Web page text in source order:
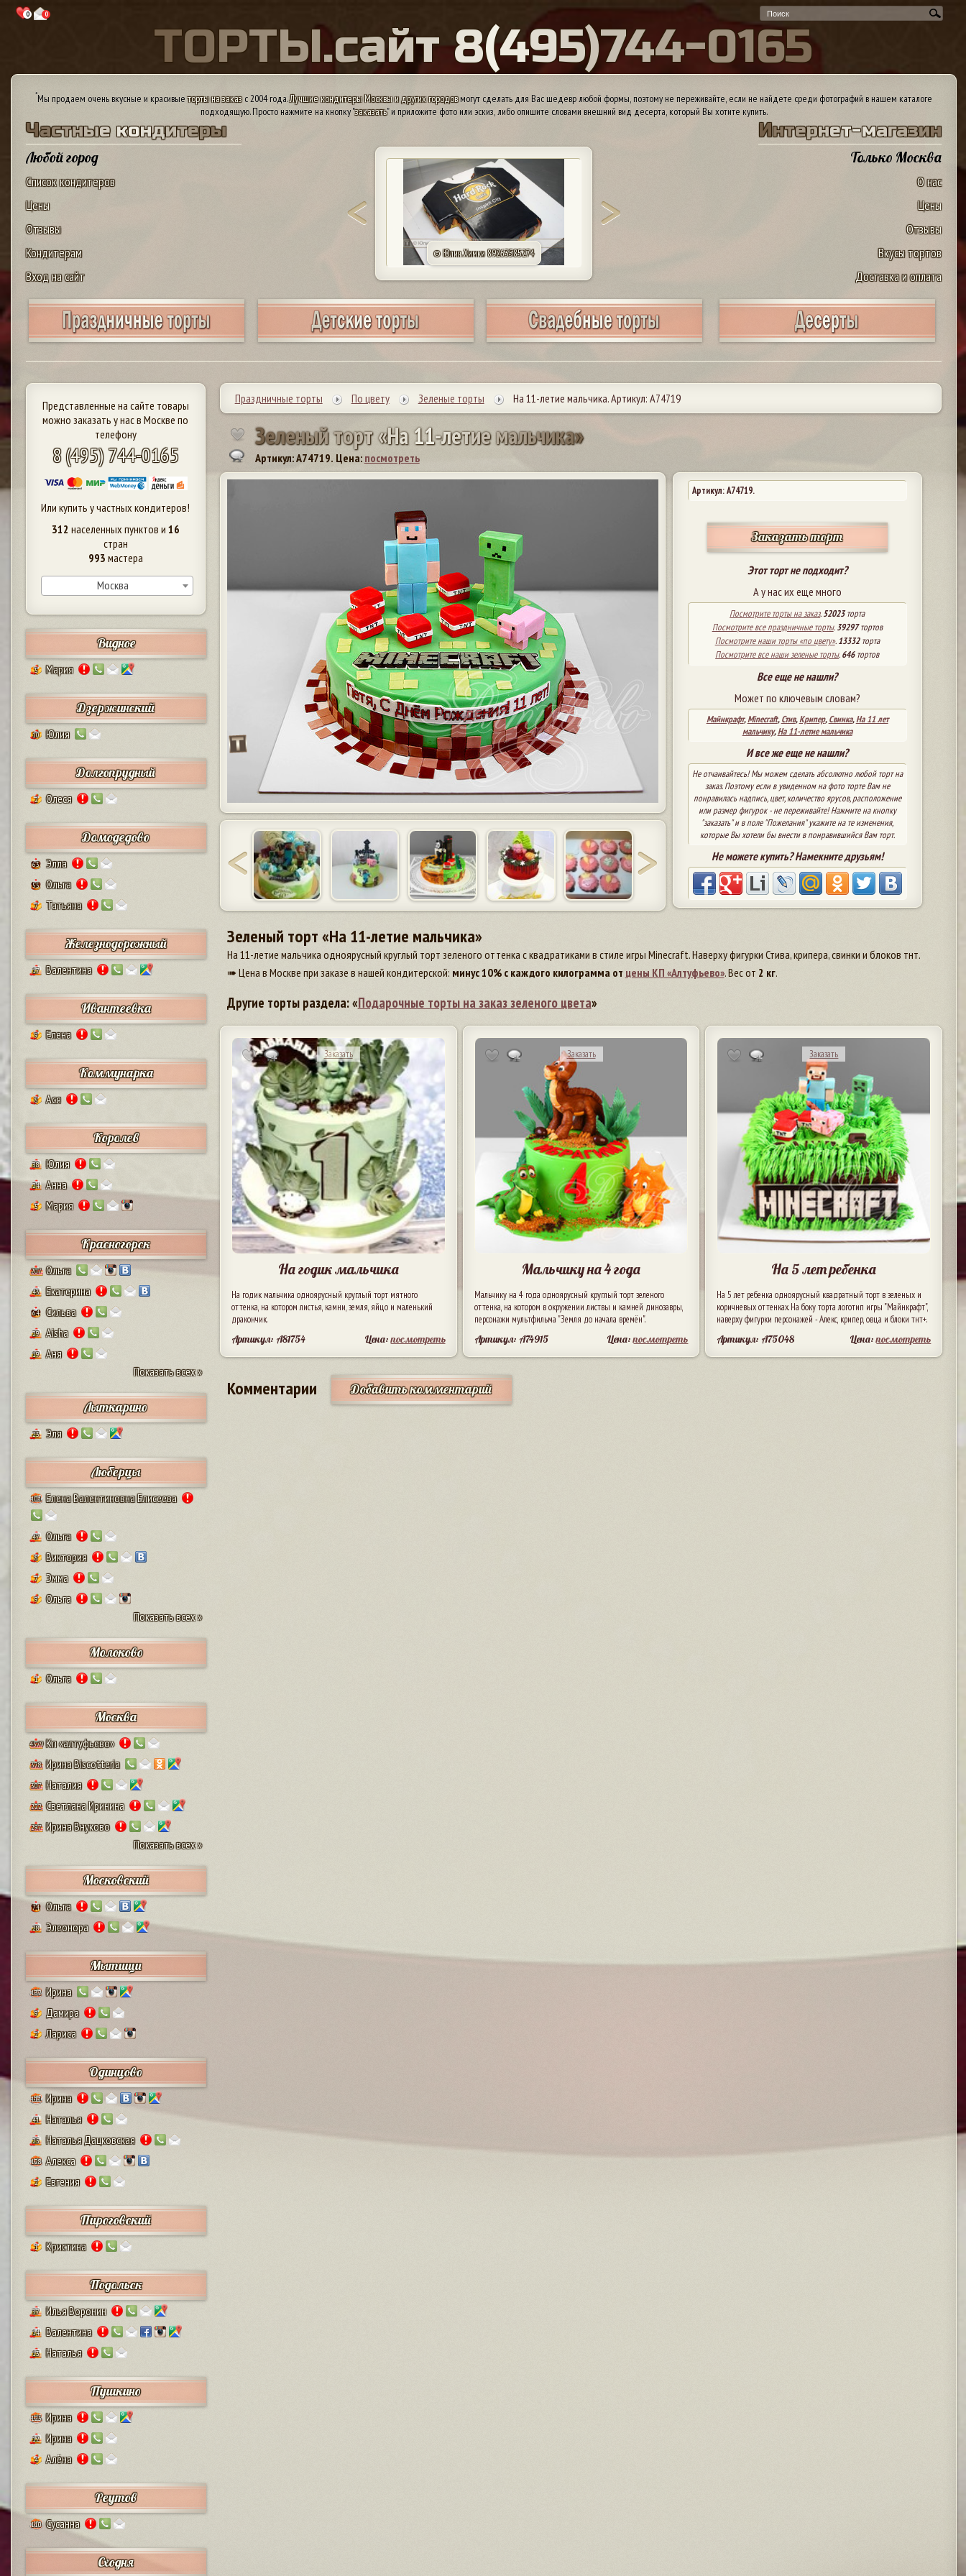
0 0
ТОРТЫ.сайт 8(495)744-0165
*Мы продаем очень вкусные и красивыеторты на заказс 2004 года.Лучшие кондитеры Москвы и других городовмогут сделать для Вас шедевр любой формы, поэтому не переживайте, если не найдете среди фотографий в нашем каталоге
подходящую. Просто нажмите на кнопку "заказать" и приложите фото или эскиз, либо опишите словами внешний вид десерта, который Вы хотите купить.
Частные кондитеры
Любой город
Список кондитеров
Цены
Отзывы
Кондитерам
Вход на сайт
Интернет-магазин
Только Москва
О нас
Цены
Отзывы
Вкусы тортов
Доставка и оплата
© Анна. Сергиев Посад 89260314113
Представленные на сайте товары
можно заказать у нас в Москве по
телефону
8 (495) 744-0165
Или купить у частных кондитеров!
312 населенных пунктов и 16
стран
993 мастера
Москва
Видное
5 Мария
Дзержинский
10 Юлия
Долгопрудный
2 Олеся
Домодедово
63 Элла
55 Ольга
7 Татьяна
Железнодорожный
17 Валентина
Ивантеевка
9 Елена
Коммунарка
8 Ася
Королев
38 Юлия
24 Анна
5 Мария
Красногорск
207 Ольга
43 Екатерина
64 Сильва
29 Aisha
19
Аня
Показать всех »
Лыткарино
23 Эля
Люберцы
101 Елена Валентиновна Елисеева
47 Ольга
8 Виктория
7 Эмма
9
Ольга
Показать всех »
Молоково
1 Ольга
Москва
4579 Кп «алтуфьево»
378 Ирина Biscotteria
307 Наталия
222 Светлана Иринина
297 Ирина Внуково
Показать всех »
Московский
74 Ольга
28 Элеонора
Мытищи
132 Ирина
9 Дамира
2 Лариса
Одинцово
111 Ирина
41 Наталья
25 Наталья Дацковская
128 Алекса
2 Евгения
Пироговский
1 Кристина
Подольск
37 Илья Воронин
14 Валентина
13 Наталья
Пушкино
125 Ирина
12 Ирина
4 Алёна
Реутов
110 Сусанна
Сходня
Праздничные торты По цвету Зеленые торты На 11-летие мальчика. Артикул: А74719
Зеленыйторт«На11-летиемальчика»
Артикул: A74719. Цена: посмотреть
Артикул: A74719.
Заказать торт
Этот торт не подходит?
А у нас их еще много
Посмотрите торты на заказ.52023торта
Посмотрите все праздничные торты.39297тортов
Посмотрите наши торты «по цвету».13332торта
Посмотрите все наши зеленые торты.646тортов
Все еще не нашли?
Может по ключевым словам?
Майнкрафт,Minecraft,Стив,Крипер,Свинка,На 11 лет
мальчику,На 11-летие мальчика
И все же еще не нашли?
Не отчаивайтесь! Мы можем сделать абсолютно любой торт на
заказ. Поэтому если в увиденном на фото торте Вам не
понравилась надпись, цвет, количество ярусов, расположение
или размер фигурок - не переживайте! Нажмите на кнопку
"заказать" и в поле "Пожелания" укажите на те изменения,
которые Вы хотели бы внести в понравившийся Вам торт.
Не можете купить? Намекните друзьям!
Зеленый торт «На 11-летие мальчика»
На 11-летие мальчика одноярусный круглый торт зеленого оттенка с квадратиками в стиле игры Minecraft. Наверху фигурки Стива, крипера, свинки и блоков тнт.
➠ Цена в Москве при заказе в нашей кондитерской: минус 10% с каждого килограмма от цены КП «Алтуфьево». Вес от 2 кг.
Другие торты раздела: «Подарочные торты на заказ зеленого цвета»
Заказать
На годик мальчика
На годик мальчика одноярусный круглый торт мятного
оттенка, на котором листья, камни, земля, яйцо и маленький
дракончик.
Артикул: A81754 Цена:посмотреть
Заказать
Мальчику на 4 года
Мальчику на 4 года одноярусный круглый торт зеленого
оттенка, на котором в окружении листвы и камней динозавры,
персонажи мультфильма "Земля до начала времён".
Артикул: A74915 Цена:посмотреть
Заказать
На 5 лет ребенка
На 5 лет ребенка одноярусный квадратный торт в зеленых и
коричневых оттенках. На боку торта логотип игры "Майнкрафт",
наверху фигурки персонажей - Алекс, крипер, овца и блоки тнт+.
Артикул: A75048 Цена:посмотреть
Комментарии Добавить комментарий